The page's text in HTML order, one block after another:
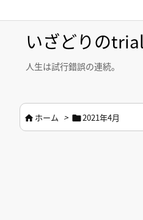
いざどりの
人生は試行錯誤の連続。
ホーム > 2021年4月